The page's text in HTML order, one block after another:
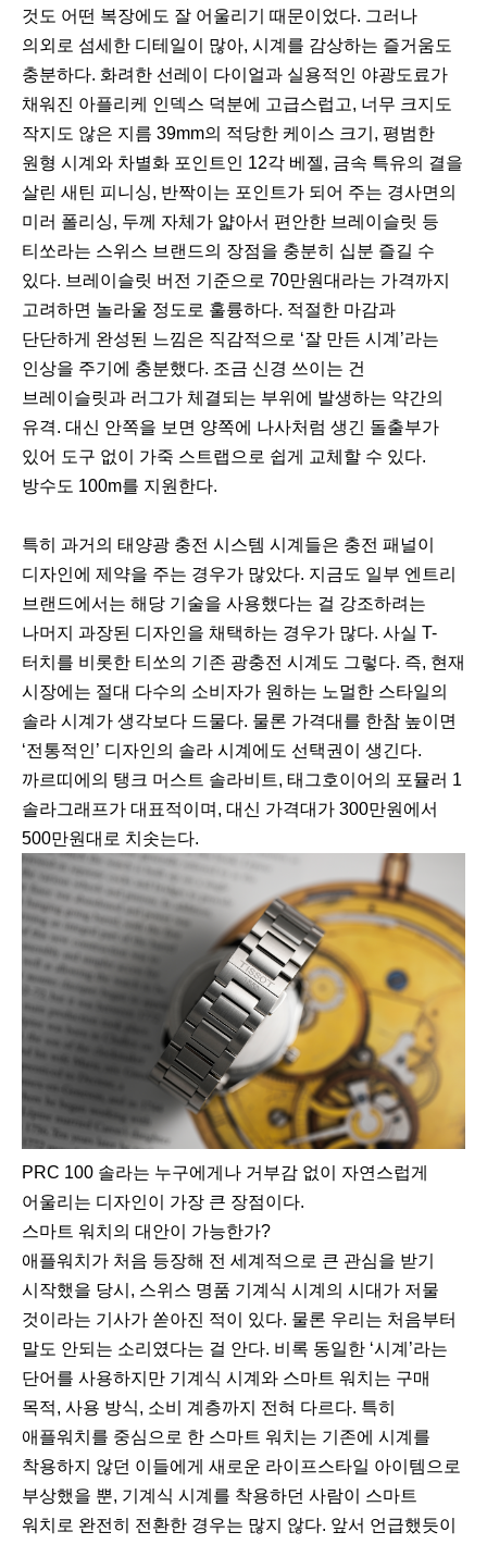
것도 어떤 복장에도 잘 어울리기 때문이었다. 그러나
의외로 섬세한 디테일이 많아, 시계를 감상하는 즐거움도
충분하다. 화려한 선레이 다이얼과 실용적인 야광도료가
채워진 아플리케 인덱스 덕분에 고급스럽고, 너무 크지도
작지도 않은 지름 39mm의 적당한 케이스 크기, 평범한
원형 시계와 차별화 포인트인 12각 베젤, 금속 특유의 결을
살린 새틴 피니싱, 반짝이는 포인트가 되어 주는 경사면의
미러 폴리싱, 두께 자체가 얇아서 편안한 브레이슬릿 등
티쏘라는 스위스 브랜드의 장점을 충분히 십분 즐길 수
있다. 브레이슬릿 버전 기준으로 70만원대라는 가격까지
고려하면 놀라울 정도로 훌륭하다. 적절한 마감과
단단하게 완성된 느낌은 직감적으로 ‘잘 만든 시계’라는
인상을 주기에 충분했다. 조금 신경 쓰이는 건
브레이슬릿과 러그가 체결되는 부위에 발생하는 약간의
유격. 대신 안쪽을 보면 양쪽에 나사처럼 생긴 돌출부가
있어 도구 없이 가죽 스트랩으로 쉽게 교체할 수 있다.
방수도 100m를 지원한다.
특히 과거의 태양광 충전 시스템 시계들은 충전 패널이
디자인에 제약을 주는 경우가 많았다. 지금도 일부 엔트리
브랜드에서는 해당 기술을 사용했다는 걸 강조하려는
나머지 과장된 디자인을 채택하는 경우가 많다. 사실 T-
터치를 비롯한 티쏘의 기존 광충전 시계도 그렇다. 즉, 현재
시장에는 절대 다수의 소비자가 원하는 노멀한 스타일의
솔라 시계가 생각보다 드물다. 물론 가격대를 한참 높이면
‘전통적인’ 디자인의 솔라 시계에도 선택권이 생긴다.
까르띠에의 탱크 머스트 솔라비트, 태그호이어의 포뮬러 1
솔라그래프가 대표적이며, 대신 가격대가 300만원에서
500만원대로 치솟는다.
PRC 100 솔라는 누구에게나 거부감 없이 자연스럽게
어울리는 디자인이 가장 큰 장점이다.
스마트 워치의 대안이 가능한가?
애플워치가 처음 등장해 전 세계적으로 큰 관심을 받기
시작했을 당시, 스위스 명품 기계식 시계의 시대가 저물
것이라는 기사가 쏟아진 적이 있다. 물론 우리는 처음부터
말도 안되는 소리였다는 걸 안다. 비록 동일한 ‘시계’라는
단어를 사용하지만 기계식 시계와 스마트 워치는 구매
목적, 사용 방식, 소비 계층까지 전혀 다르다. 특히
애플워치를 중심으로 한 스마트 워치는 기존에 시계를
착용하지 않던 이들에게 새로운 라이프스타일 아이템으로
부상했을 뿐, 기계식 시계를 착용하던 사람이 스마트
워치로 완전히 전환한 경우는 많지 않다. 앞서 언급했듯이